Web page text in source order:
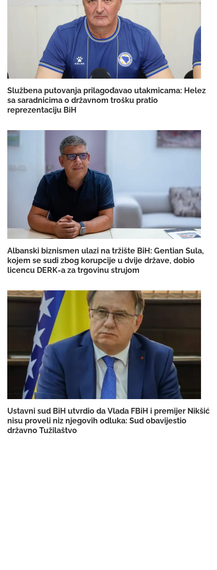
Službena putovanja prilagođavao utakmicama: Helez
sa saradnicima o državnom trošku pratio
reprezentaciju BiH
Albanski biznismen ulazi na tržište BiH: Gentian Sula,
kojem se sudi zbog korupcije u dvije države, dobio
licencu DERK-a za trgovinu strujom
Ustavni sud BiH utvrdio da Vlada FBiH i premijer Nikšić
nisu proveli niz njegovih odluka: Sud obavijestio
državno Tužilaštvo